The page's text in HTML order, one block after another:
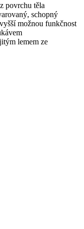
povrchu těla
schopný
možnou funkčnost
lemem ze